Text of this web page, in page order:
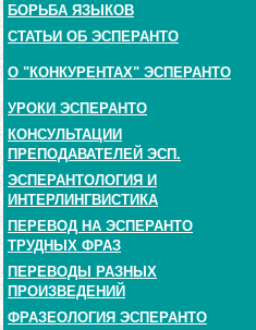
БОРЬБА ЯЗЫКОВ
СТАТЬИ ОБ ЭСПЕРАНТО
О "КОНКУРЕНТАХ" ЭСПЕРАНТО
УРОКИ ЭСПЕРАНТО
КОНСУЛЬТАЦИИ
ПРЕПОДАВАТЕЛЕЙ ЭСП.
ЭСПЕРАНТОЛОГИЯ И
ИНТЕРЛИНГВИСТИКА
ПЕРЕВОД НА ЭСПЕРАНТО
ТРУДНЫХ ФРАЗ
ПЕРЕВОДЫ РАЗНЫХ
ПРОИЗВЕДЕНИЙ
ФРАЗЕОЛОГИЯ ЭСПЕРАНТО